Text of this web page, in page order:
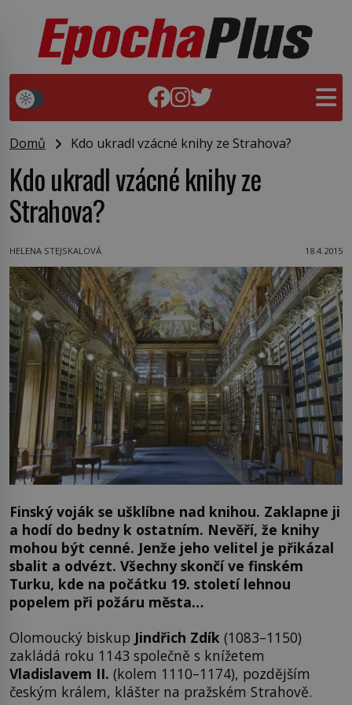
Domů Kdo ukradl vzácné knihy ze Strahova?
Kdo ukradl vzácné knihy ze
Strahova?
HELENA STEJSKALOVÁ 18.4.2015
Finský voják se ušklíbne nad knihou. Zaklapne ji
a hodí do bedny k ostatním. Nevěří, že knihy
mohou být cenné. Jenže jeho velitel je přikázal
sbalit a odvézt. Všechny skončí ve finském
Turku, kde na počátku 19. století lehnou
popelem při požáru města…
Olomoucký biskup Jindřich Zdík (1083–1150)
zakládá roku 1143 společně s knížetem
Vladislavem II. (kolem 1110–1174), pozdějším
českým králem, klášter na pražském Strahově.